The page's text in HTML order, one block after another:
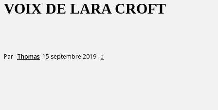
VOIX DE LARA CROFT
Par Thomas 15 septembre 2019 0